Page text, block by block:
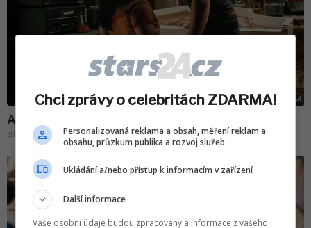
Chci zprávy o celebritách ZDARMA!
Personalizovaná reklama a obsah, měření reklam a
obsahu, průzkum publika a rozvoj služeb
Ukládání a/nebo přístup k informacím v zařízení
Další informace
Vaše osobní údaje budou zpracovány a informace z vašeho